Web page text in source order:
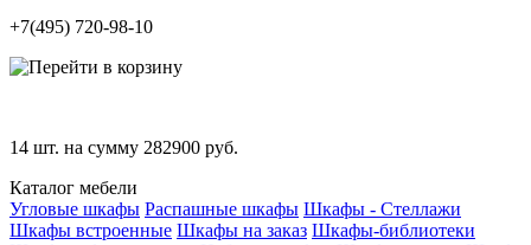
+7(495) 720-98-10
14 шт. на сумму 282900 руб.
Каталог мебели
Угловые шкафы Распашные шкафы Шкафы - Стеллажи
Шкафы встроенные Шкафы на заказ Шкафы-библиотеки